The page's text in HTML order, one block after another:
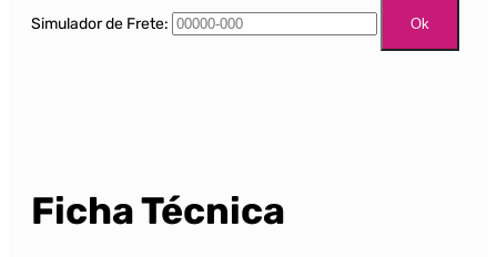
Simulador de Frete: Ok
Ficha Técnica